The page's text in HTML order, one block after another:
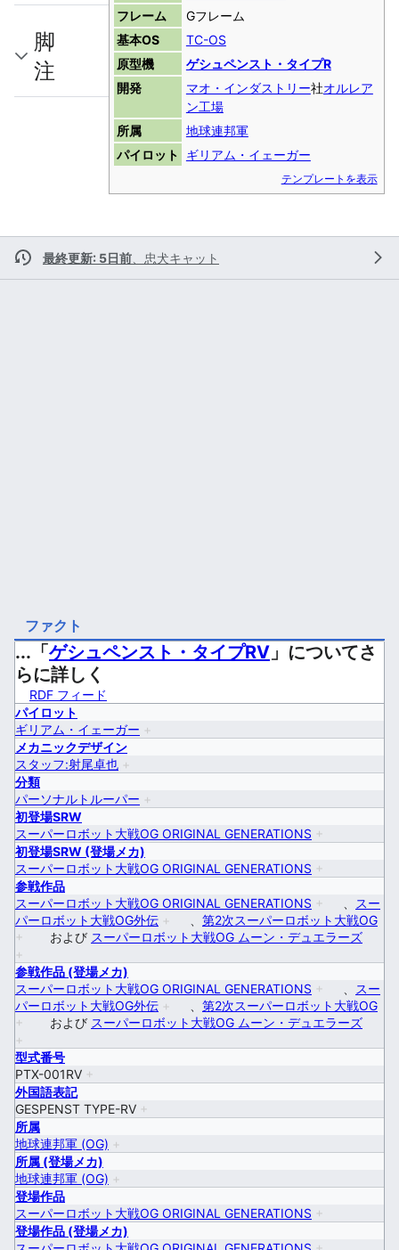
フレーム
Gフレーム
基本OS
TC-OS
原型機
ゲシュペンスト・タイプR
開発
マオ・インダストリー社オルレア
ン工場
所属
地球連邦軍
パイロット
ギリアム・イェーガー
テンプレートを表示
脚
注
最終更新: 5日前 忠犬キャット
ファクト
...「ゲシュペンスト・タイプRV 」についてさ
らに詳しく
RDF フィード
パイロット
ギリアム・イェーガー +
メカニックデザイン
スタッフ:射尾卓也 +
分類
パーソナルトルーパー +
初登場SRW
スーパーロボット大戦OG ORIGINAL GENERATIONS +
初登場SRW (登場メカ)
スーパーロボット大戦OG ORIGINAL GENERATIONS +
参戦作品
スーパーロボット大戦OG ORIGINAL GENERATIONS +
スー
パーロボット大戦OG外伝 +
第2次スーパーロボット大戦OG
+
および スーパーロボット大戦OG ムーン・デュエラーズ
+
参戦作品 (登場メカ)
スーパーロボット大戦OG ORIGINAL GENERATIONS +
スー
パーロボット大戦OG外伝 +
第2次スーパーロボット大戦OG
+
および スーパーロボット大戦OG ムーン・デュエラーズ
+
型式番号
PTX-001RV +
外国語表記
GESPENST TYPE-RV +
所属
地球連邦軍 (OG) +
所属 (登場メカ)
地球連邦軍 (OG) +
登場作品
スーパーロボット大戦OG ORIGINAL GENERATIONS +
登場作品 (登場メカ)